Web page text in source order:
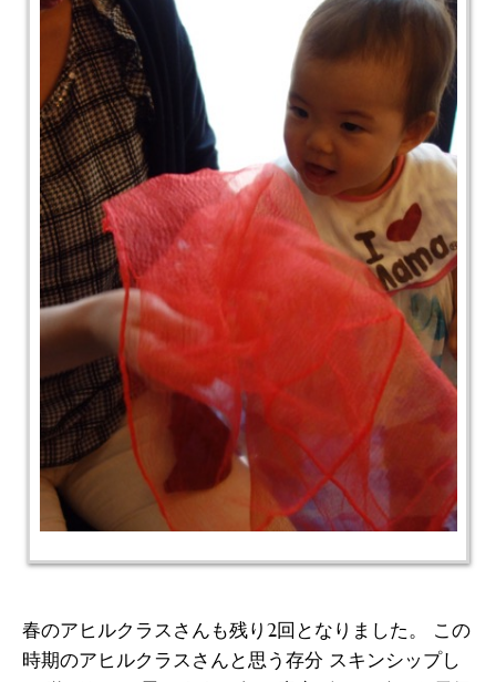
春のアヒルクラスさんも残り2回となりました。 この
時期のアヒルクラスさんと思う存分 スキンシップし